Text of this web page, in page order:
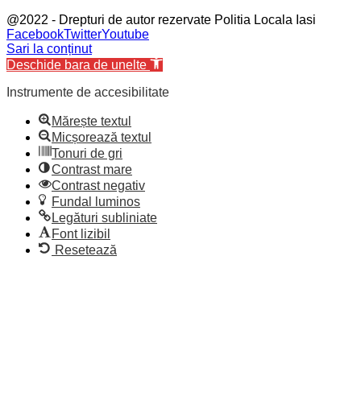
@2022 - Drepturi de autor rezervate Politia Locala Iasi
FacebookTwitterYoutube
Sari la conținut
Deschide bara de unelte
Instrumente de accesibilitate
Mărește textul
Micșorează textul
Tonuri de gri
Contrast mare
Contrast negativ
Fundal luminos
Legături subliniate
Font lizibil
Resetează